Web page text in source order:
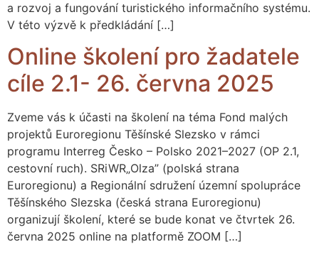
a rozvoj a fungování turistického informačního systému.
V této výzvě k předkládání […]
Online školení pro žadatele
cíle 2.1- 26. června 2025
Zveme vás k účasti na školení na téma Fond malých
projektů Euroregionu Těšínské Slezsko v rámci
programu Interreg Česko – Polsko 2021–2027 (OP 2.1,
cestovní ruch). SRiWR„Olza” (polská strana
Euroregionu) a Regionální sdružení územní spolupráce
Těšínského Slezska (česká strana Euroregionu)
organizují školení, které se bude konat ve čtvrtek 26.
června 2025 online na platformě ZOOM […]